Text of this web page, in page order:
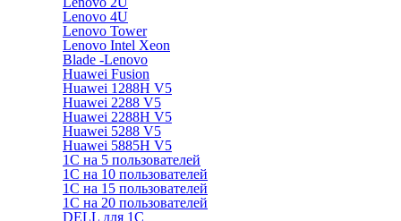
Lenovo 4U
Lenovo Tower
Lenovo Intel Xeon
Blade -Lenovo
Huawei Fusion
Huawei 1288H V5
Huawei 2288 V5
Huawei 2288H V5
Huawei 5288 V5
Huawei 5885H V5
1С на 5 пользователей
1С на 10 пользователей
1С на 15 пользователей
1С на 20 пользователей
DELL для 1С